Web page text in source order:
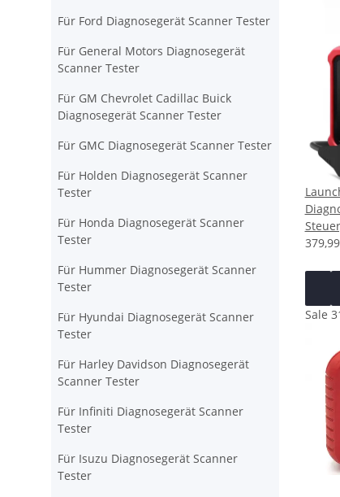
Sale
Für Ford Diagnosegerät Scanner Tester
Für General Motors Diagnosegerät
Scanner Tester
Für GM Chevrolet Cadillac Buick
Diagnosegerät Scanner Tester
Für GMC Diagnosegerät Scanner Tester
Für Holden Diagnosegerät Scanner
Tester
Für Honda Diagnosegerät Scanner
Tester
Für Hummer Diagnosegerät Scanner
Tester
Für Hyundai Diagnosegerät Scanner
Tester
Für Harley Davidson Diagnosegerät
Scanner Tester
Für Infiniti Diagnosegerät Scanner
Tester
Für Isuzu Diagnosegerät Scanner
Tester